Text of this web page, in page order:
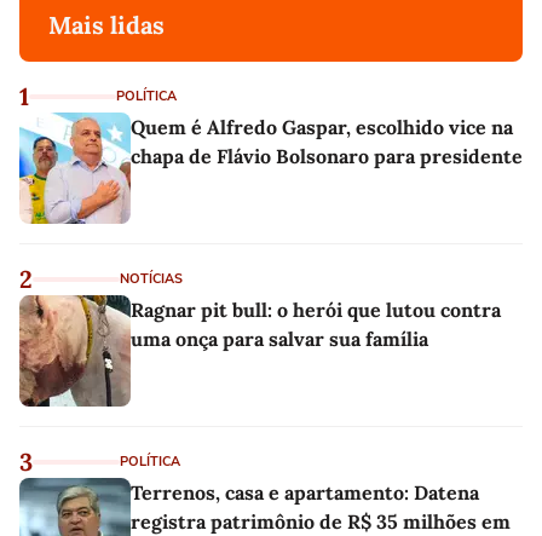
Mais lidas
1 POLÍTICA
Quem é Alfredo Gaspar, escolhido vice na
chapa de Flávio Bolsonaro para presidente
2 NOTÍCIAS
Ragnar pit bull: o herói que lutou contra
uma onça para salvar sua família
3 POLÍTICA
Terrenos, casa e apartamento: Datena
registra patrimônio de R$ 35 milhões em